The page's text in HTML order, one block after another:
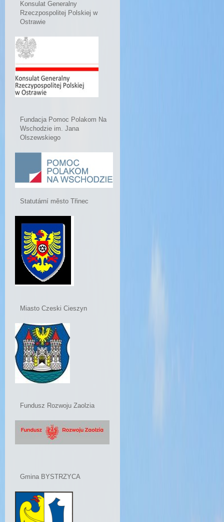
Konsulat Generalny
Rzeczpospolitej Polskiej w
Ostrawie
Fundacja Pomoc Polakom Na
Wschodzie im. Jana
Olszewskiego
Statutární město Třinec
Miasto Czeski Cieszyn
Fundusz Rozwoju Zaolzia
Gmina BYSTRZYCA